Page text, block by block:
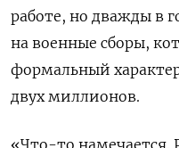
работе, но дважды в
на военные сборы,
формальный
двух миллионов.